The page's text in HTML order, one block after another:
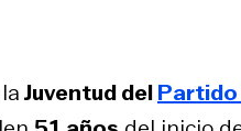
Juventud delPartido